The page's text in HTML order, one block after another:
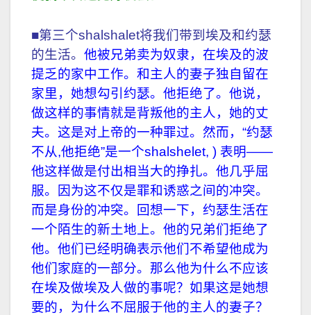
■第三个shalshalet将我们带到埃及和约瑟
的生活。 他被兄弟卖为奴隶，在埃及的波
提乏的家中工作。和主人的妻子独自留在
家里，她想勾引约瑟。他拒绝了。他说，
做这样的事情就是背叛他的主人，她的丈
夫。这是对上帝的一种罪过。然而，“约瑟
不从,他拒绝”是一个shalshelet, ) 表明——
他这样做是付出相当大的挣扎。他几乎屈
服。因为这不仅是罪和诱惑之间的冲突。
而是身份的冲突。回想一下，约瑟生活在
一个陌生的新土地上。他的兄弟们拒绝了
他。他们已经明确表示他们不希望他成为
他们家庭的一部分。那么他为什么不应该
在埃及做埃及人做的事呢？如果这是她想
要的，为什么不屈服于他的主人的妻子？